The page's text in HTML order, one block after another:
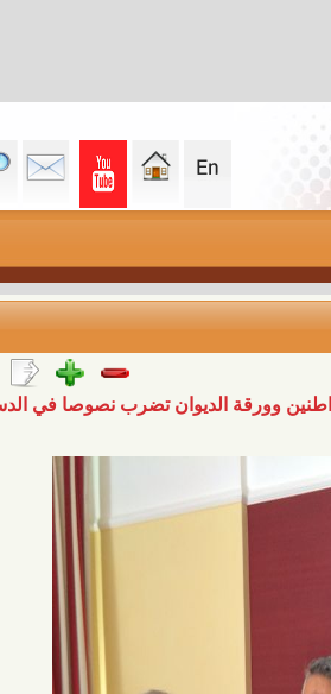
الديوان تضرب نصوصا في الدستور